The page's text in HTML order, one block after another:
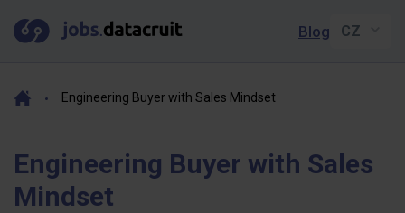
Blog
Engineering Buyer with Sales Mindset
Engineering Buyer with Sales
Mindset